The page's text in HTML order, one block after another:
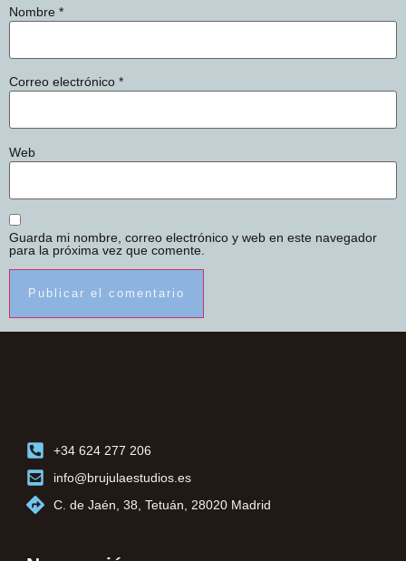
Nombre *
Correo electrónico *
Web
Guarda mi nombre, correo electrónico y web en este navegador
para la próxima vez que comente.
+34 624 277 206
info@brujulaestudios.es
C. de Jaén, 38, Tetuán, 28020 Madrid